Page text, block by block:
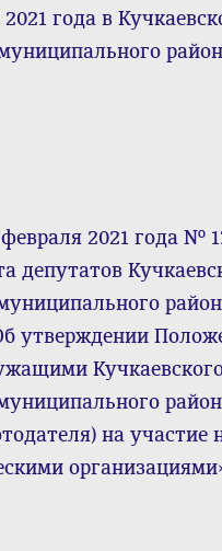
года в
2021 года №
утверждении
Кучкаевского
на участие